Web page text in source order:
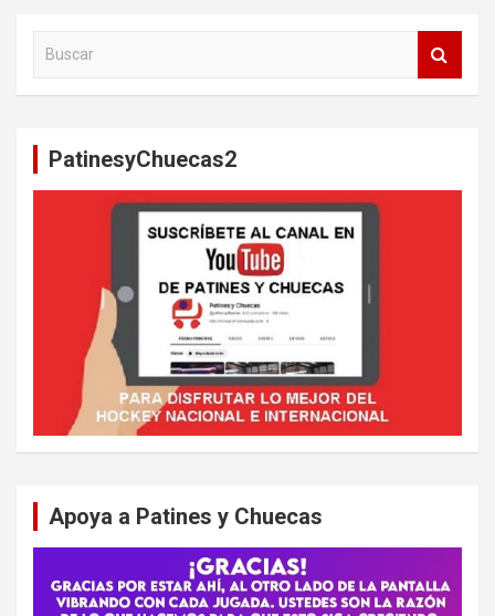
PatinesyChuecas2
Apoya a Patines y Chuecas